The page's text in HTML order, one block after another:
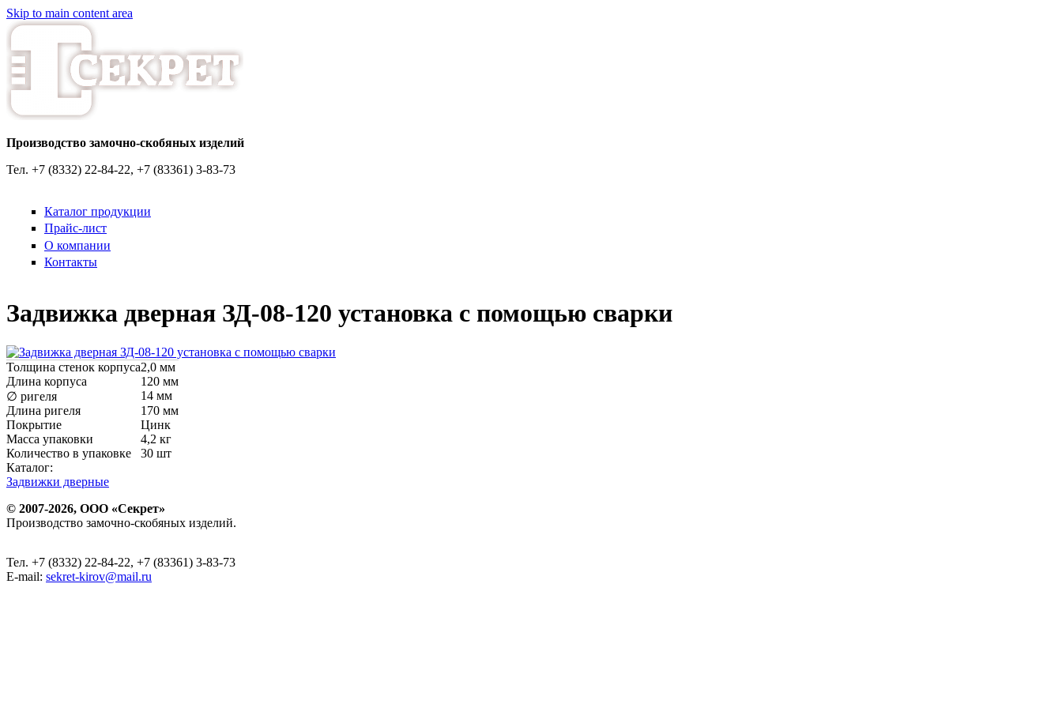
Skip to main content area
Производство замочно-скобяных изделий
Тел. +7 (8332) 22-84-22, +7 (83361) 3-83-73
Каталог продукции
Прайс-лист
О компании
Контакты
Задвижка дверная ЗД-08-120 установка с помощью сварки
Толщина стенок корпуса2,0 мм
Длина корпуса
120 мм
∅ ригеля
14 мм
Длина ригеля
170 мм
Покрытие
Цинк
Масса упаковки
4,2 кг
Количество в упаковке
30 шт
Каталог:
Задвижки дверные
© 2007-2026, ООО «Секрет»
Производство замочно-скобяных изделий.
Тел. +7 (8332) 22-84-22, +7 (83361) 3-83-73
E-mail: sekret-kirov@mail.ru